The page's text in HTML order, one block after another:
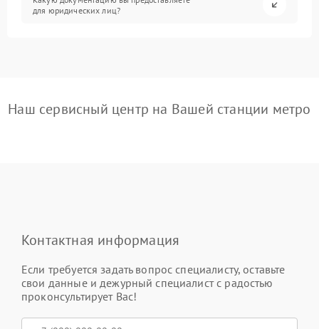
для юридических лиц?
Наш сервисный центр на Вашей станции метро
Контактная информация
Если требуется задать вопрос специалисту, оставьте
свои данные и дежурный специалист с радостью
проконсультирует Вас!